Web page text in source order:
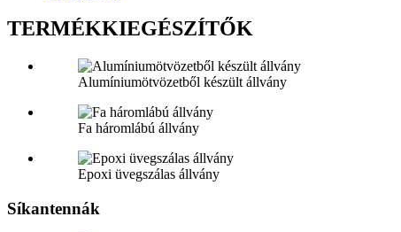
TERMÉKKIEGÉSZÍTŐK
Alumíniumötvözetből készült állvány
Fa háromlábú állvány
Epoxi üvegszálas állvány
Síkantennák